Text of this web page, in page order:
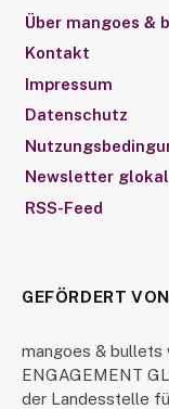
Über mangoes &
Kontakt
Impressum
Datenschutz
Newsletter glokal
RSS-Feed
GEFÖRDERT VON
mangoes &
ENGAGEMENT
der Landesstelle